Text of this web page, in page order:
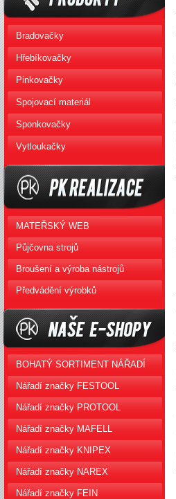
Produkty
Bradovačky
Hřebíkovačky
Pinkovačky
Spojovací materiál
Sponkovačky
Vytloukačky
PK Realizace
MATEŘSKÝ WEB
Půjčovna strojů
Broušení a výroba nástrojů
Předvádění výrobků
Naše e-shopy
BOHATÝ SORTIMENT NÁŘADÍ
Nářadí značky FESTOOL
Nářadí značky PROTOOL
Nářadí značky MAFELL
Nářadí značky KNIPEX
Nářadí značky NAREX
Nářadí značky FEIN